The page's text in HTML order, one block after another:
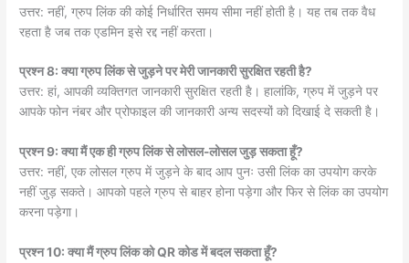
उत्तर: नहीं, ग्रुप लिंक की कोई निर्धारित समय सीमा नहीं होती है। यह तब तक वैध
रहता है जब तक एडमिन इसे रद्द नहीं करता।
प्रश्न 8: क्या ग्रुप लिंक से जुड़ने पर मेरी जानकारी सुरक्षित रहती है?
उत्तर: हां, आपकी व्यक्तिगत जानकारी सुरक्षित रहती है। हालांकि, ग्रुप में जुड़ने पर
आपके फोन नंबर और प्रोफाइल की जानकारी अन्य सदस्यों को दिखाई दे सकती है।
प्रश्न 9: क्या मैं एक ही ग्रुप लिंक से लोसल-लोसल जुड़ सकता हूँ?
उत्तर: नहीं, एक लोसल ग्रुप में जुड़ने के बाद आप पुनः उसी लिंक का उपयोग करके
नहीं जुड़ सकते। आपको पहले ग्रुप से बाहर होना पड़ेगा और फिर से लिंक का उपयोग
करना पड़ेगा।
प्रश्न 10: क्या मैं ग्रुप लिंक को QR कोड में बदल सकता हूँ?